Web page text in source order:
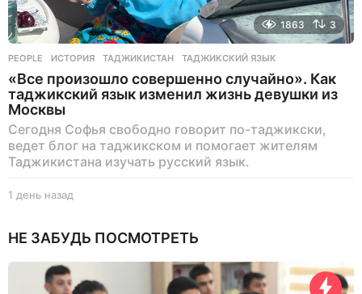
1863 3
PEOPLE ИСТОРИЯ ,ТАДЖИКИСТАН ,ТАДЖИКСКИЙ ЯЗЫК
«Все произошло совершенно случайно». Как
таджикский язык изменил жизнь девушки из
Москвы
Сегодня Софья свободно говорит по-таджикски,
ведет блог на таджикском и помогает жителям
Таджикистана изучать русский язык.
1 день назад
н
а
НЕ ЗАБУДЬ ПОСМОТРЕТЬ